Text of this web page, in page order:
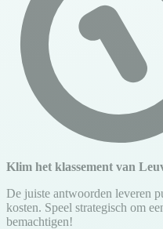
Klim het klassement van
De juiste antwoorden leveren
kosten. Speel strategisch om
bemachtigen!